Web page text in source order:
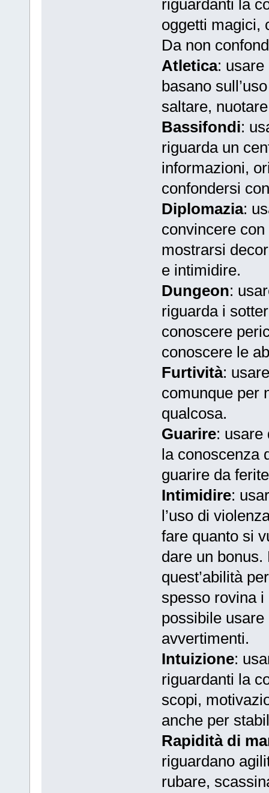
riguardanti la
oggetti magici,
Da non
Atletica: usare
basano
saltare,
Bassifondi:
riguarda un
informazioni,
confondersi
Diplomazia:
convincere
mostrarsi
e intimidire.
Dungeon:
riguarda i
conoscere
conoscere le
Furtività:
comunque per
qualcosa.
Guarire: usare
la conoscenza
guarire da
Intimidire:
l’uso di
fare quanto si
dare un
quest’abilità
spesso rovina
possibile
avvertimenti.
Intuizione:
riguardanti la
scopi,
anche per
Rapidità di
riguardano
rubare,